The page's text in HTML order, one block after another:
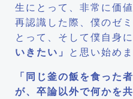
生にとって、非常に価
再認識した際、僕のゼ
とって、そして僕自身
いきたい」 と思い始めま
「同じ釜の飯を食った
が、卒論以外で何かを